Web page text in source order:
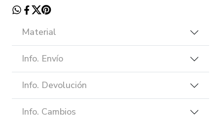
Material
Info. Envío
Info. Devolución
Info. Cambios